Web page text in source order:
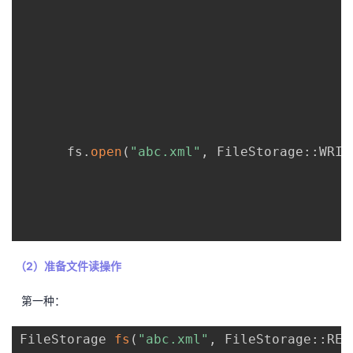
      fs
. open ( "abc.xml" , FileStorage ::
（2）准备文件读操作
第一种：
FileStorage fs ( "abc.xml" , FileStorage ::